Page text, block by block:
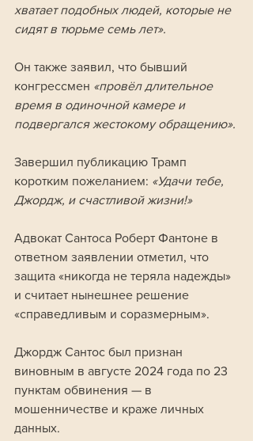
хватает подобных людей, которые не
сидят в тюрьме семь лет».
Он также заявил, что бывший
конгрессмен «провёл длительное
время в одиночной камере и
подвергался жестокому обращению».
Завершил публикацию Трамп
коротким пожеланием: «Удачи тебе,
Джордж, и счастливой жизни!»
Адвокат Сантоса Роберт Фантоне в
ответном заявлении отметил, что
защита «никогда не теряла надежды»
и считает нынешнее решение
«справедливым и соразмерным».
Джордж Сантос был признан
виновным в августе 2024 года по 23
пунктам обвинения — в
мошенничестве и краже личных
данных.